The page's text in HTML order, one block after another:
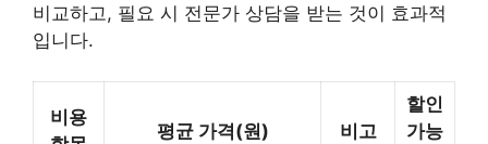
비교하고, 필요 시 전문가 상담을 받는 것이 효과적
입니다.
비용
평균 가격(원) 비고
할인
가능